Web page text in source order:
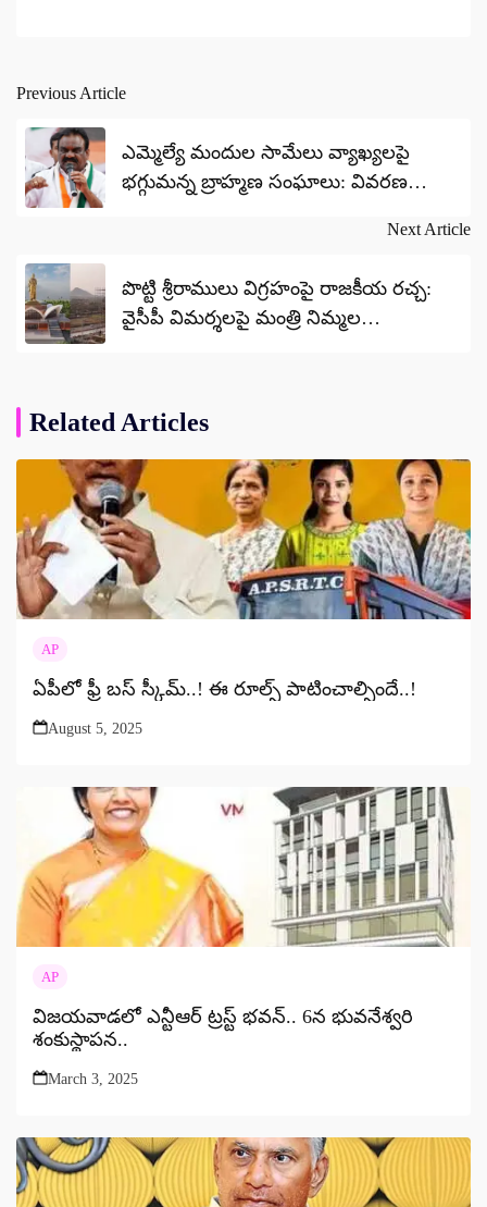
Post
navigation
Previous Article
ఎమ్మెల్యే మందుల సామేలు వ్యాఖ్యలపై
భగ్గుమన్న బ్రాహ్మణ సంఘాలు: వివరణ
Next Article
పొట్టి శ్రీరాములు విగ్రహంపై రాజకీయ రచ్చ:
వైసీపీ విమర్శలపై మంత్రి నిమ్మల
Related Articles
AP
ఏపీలో ఫ్రీ బస్ స్కీమ్..! ఈ రూల్స్ పాటించాల్సిందే..!
August 5, 2025
AP
విజయవాడలో ఎన్టీఆర్ ట్రస్ట్ భవన్.. 6న భువనేశ్వరి
శంకుస్థాపన..
March 3, 2025